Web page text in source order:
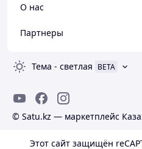
О нас
Партнеры
Тема - светлая BETA
© Satu.kz — маркетплейс
Этот сайт защищён